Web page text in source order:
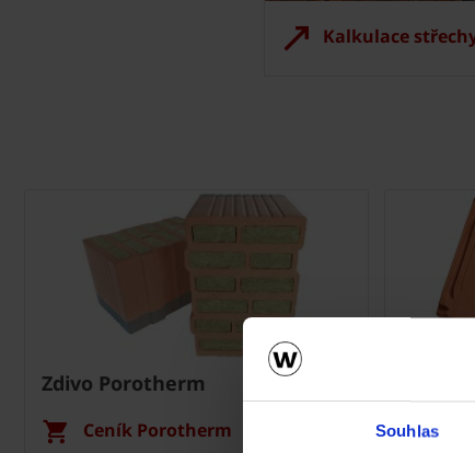
Souhlas
Kalkulace
Zdivo Porotherm
Ceník Porotherm